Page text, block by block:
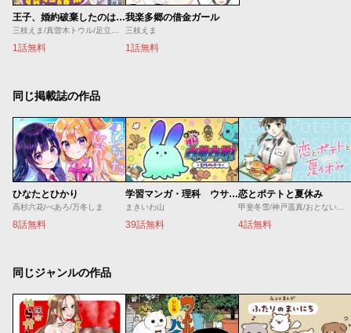
王子、婚約破棄したのはそちらなので、恐い顔でこっちにらまないでください
1話無料
我楽多郷の借金ガール
三枝えま
1話無料
同じ掲載誌の作品
ひなたとひかり
高杉六花/べあろ/万冬しま
8話無料
学習マンガ・理科 ウサウサ！
まきいわ山
39話無料
恋とポテトと夏休み
4話無料
同じジャンルの作品